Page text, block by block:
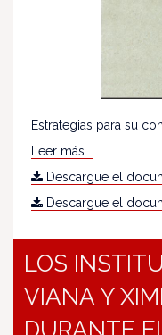
Estrategias para su
Leer más...
Descargue el
Descargue el
LOS
VIANA Y